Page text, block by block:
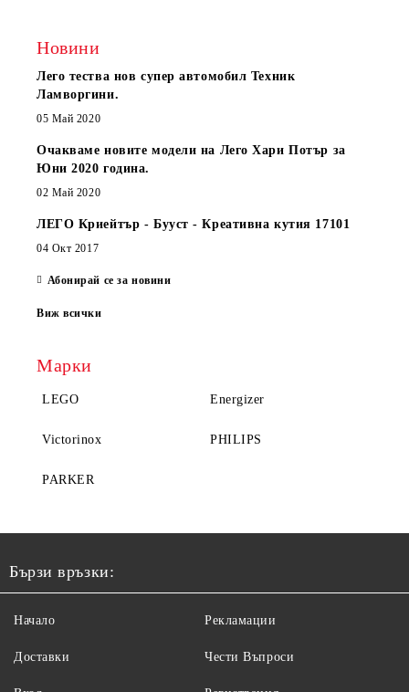
Новини
Лего тества нов супер автомобил Техник
Ламворгини.
05 Май 2020
Очакваме новите модели на Лего Хари Потър за
Юни 2020 година.
02 Май 2020
ЛЕГО Криейтър - Бууст - Креативна кутия 17101
04 Окт 2017
Абонирай се за новини
Виж всички
Марки
LEGO Energizer
Victorinox PHILIPS
PARKER
Бързи връзки:
Начало
Доставки
Рекламации
Чести Въпроси